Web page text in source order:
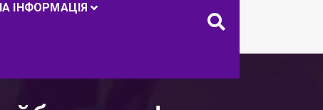
ІНФОРМАЦІЯ